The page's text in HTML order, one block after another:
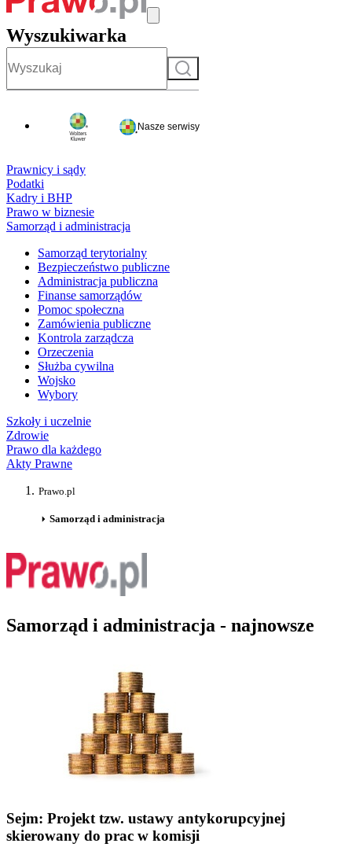
Wyszukiwarka
Szukaj
Nasze serwisy
Prawnicy i sądy
Podatki
Kadry i BHP
Prawo w biznesie
Samorząd i administracja
Samorząd terytorialny
Bezpieczeństwo publiczne
Administracja publiczna
Finanse samorządów
Pomoc społeczna
Zamówienia publiczne
Kontrola zarządcza
Orzeczenia
Służba cywilna
Wojsko
Wybory
Szkoły i uczelnie
Zdrowie
Prawo dla każdego
Akty Prawne
Prawo.pl
Samorząd i administracja
Samorząd i administracja - najnowsze
Sejm: Projekt tzw. ustawy antykorupcyjnej
skierowany do prac w komisji